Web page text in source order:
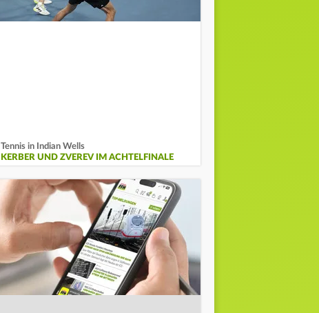
Tennis in Indian Wells
KERBER UND ZVEREV IM ACHTELFINALE